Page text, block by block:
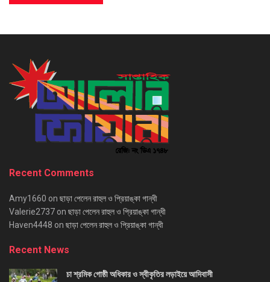
Recent Comments
Amy1660 on ছাড়া পেলেন রাহুল ও প্রিয়াঙ্কা গান্ধী
Valerie2737 on ছাড়া পেলেন রাহুল ও প্রিয়াঙ্কা গান্ধী
Haven4448 on ছাড়া পেলেন রাহুল ও প্রিয়াঙ্কা গান্ধী
Recent News
চা শ্রমিক গোষ্ঠী অধিকার ও স্বীকৃতির লড়াইয়ে আদিবাসী